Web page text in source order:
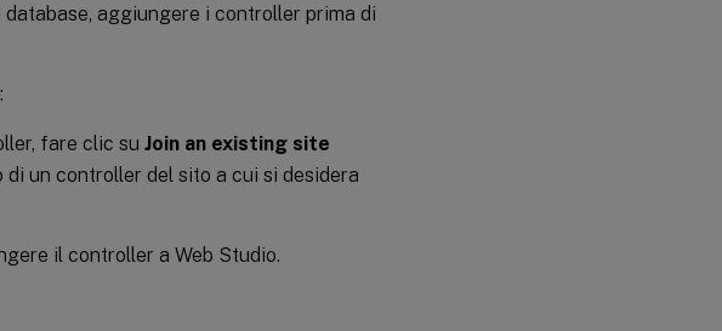
aggiungere i controller prima di
fare clic su Join an existing site
un controller del sito a cui si desidera
il controller a Web Studio.